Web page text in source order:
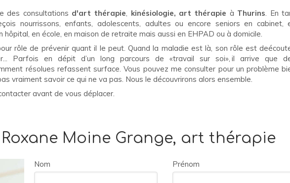
des consultations d'art thérapie, kinésiologie, art thérapie à Thurins. En
nourrissons, enfants, adolescents, adultes ou encore seniors en cabinet,
hôpital, en école, en maison de retraite mais aussi en EHPAD ou à domicile.
rôle de prévenir quant il le peut. Quand la maladie est là, son rôle est
Parfois en dépit d’un long parcours de «travail sur soi», il arrive que
résolues refassent surface. Vous pouvez me consulter pour un problème
vraiment savoir ce qui ne va pas. Nous le découvrirons alors ensemble.
avant de vous déplacer.
Moine Grange, art thérapie
Nom Prénom